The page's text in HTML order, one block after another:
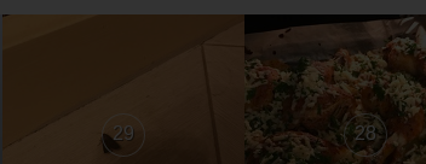
29 28